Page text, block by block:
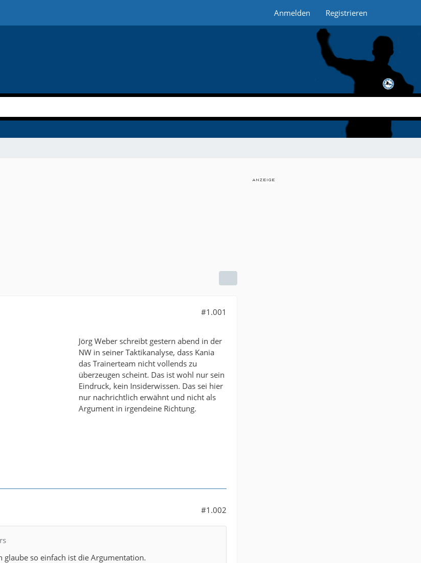
Anmelden Registrieren
#1.001
Jörg Weber schreibt gestern abend in der
NW in seiner Taktikanalyse, dass Kania
das Trainerteam nicht vollends zu
überzeugen scheint. Das ist wohl nur sein
Eindruck, kein Insiderwissen. Das sei hier
nur nachrichtlich erwähnt und nicht als
Argument in irgendeine Richtung.
#1.002
glaube so einfach ist die Argumentation.